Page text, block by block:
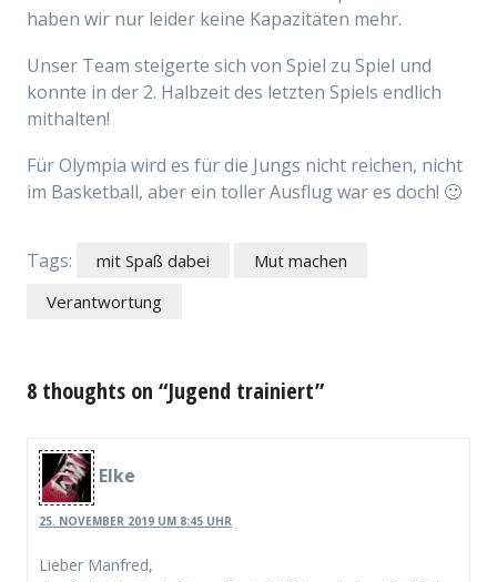
haben wir nur leider keine Kapazitäten mehr.
Unser Team steigerte sich von Spiel zu Spiel und
konnte in der 2. Halbzeit des letzten Spiels endlich
mithalten!
Für Olympia wird es für die Jungs nicht reichen, nicht
im Basketball, aber ein toller Ausflug war es doch! 🙂
Tags: mit Spaß dabei
Mut machen
Verantwortung
8 thoughts on “Jugend trainiert”
Elke
25. NOVEMBER 2019 UM 8:45 UHR
Lieber Manfred,